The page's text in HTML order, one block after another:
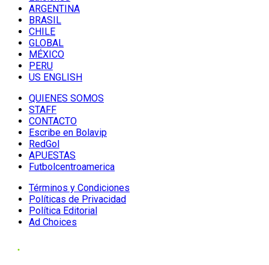
ARGENTINA
BRASIL
CHILE
GLOBAL
MÉXICO
PERU
US ENGLISH
QUIENES SOMOS
STAFF
CONTACTO
Escribe en Bolavip
RedGol
APUESTAS
Futbolcentroamerica
Términos y Condiciones
Políticas de Privacidad
Política Editorial
Ad Choices